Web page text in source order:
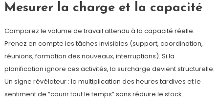
Mesurer la charge et la capacité
Comparez le volume de travail attendu à la capacité réelle.
Prenez en compte les tâches invisibles (support, coordination,
réunions, formation des nouveaux, interruptions). Si la
planification ignore ces activités, la surcharge devient structurelle.
Un signe révélateur : la multiplication des heures tardives et le
sentiment de “courir tout le temps” sans réduire le stock.